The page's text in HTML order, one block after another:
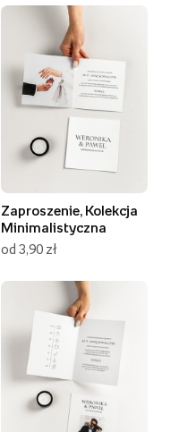
Zaproszenie, Kolekcja
Minimalistyczna
od 3,90 zł